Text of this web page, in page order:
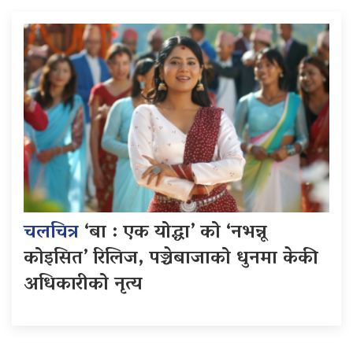
चलचित्र‘बा : एक योद्धा’ को ‘नभन्नू
कोइसित’ रिलिज, पञ्चेबाजाको धुनमा केकी
अधिकारीको नृत्य